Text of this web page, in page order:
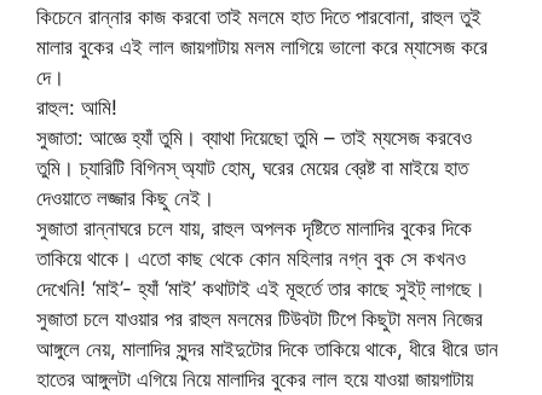
কিচেনে রান্নার কাজ করবো তাই মলমে হাত দিতে পারবোনা, রাহুল তুই
মালার বুকের এই লাল জায়গাটায় মলম লাগিয়ে ভালো করে ম্যাসেজ করে
দে।
রাহুল: আমি!
সুজাতা: আজ্ঞে হ্যাঁ তুমি। ব্যাথা দিয়েছো তুমি – তাই ম্যসেজ করবেও
তুমি। চ্যারিটি বিগিনস্ অ্যাট হোম্, ঘরের মেয়ের ব্রেষ্ট বা মাইয়ে হাত
দেওয়াতে লজ্জার কিছু নেই।
সুজাতা রান্নাঘরে চলে যায়, রাহুল অপলক দৃষ্টিতে মালাদির বুকের দিকে
তাকিয়ে থাকে। এতো কাছ থেকে কোন মহিলার নগ্ন বুক সে কখনও
দেখেনি! ‘মাই’- হ্যাঁ ‘মাই’ কথাটাই এই মূহুর্তে তার কাছে সুইট্ লাগছে।
সুজাতা চলে যাওয়ার পর রাহুল মলমের টিউবটা টিপে কিছুটা মলম নিজের
আঙ্গুলে নেয়, মালাদির সুন্দর মাইদুটোর দিকে তাকিয়ে থাকে, ধীরে ধীরে ডান
হাতের আঙ্গুলটা এগিয়ে নিয়ে মালাদির বুকের লাল হয়ে যাওয়া জায়গাটায়